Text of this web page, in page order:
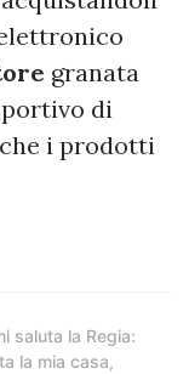
granata
di
i prodotti
saluta la Regia:
la mia casa,